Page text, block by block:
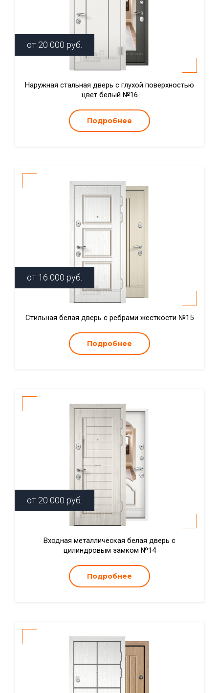
от 20 000 руб.
Наружная стальная дверь с глухой поверхностью
цвет белый №16
Подробнее
от 16 000 руб.
Стильная белая дверь с ребрами жесткости №15
Подробнее
от 20 000 руб.
Входная металлическая белая дверь с
цилиндровым замком №14
Подробнее